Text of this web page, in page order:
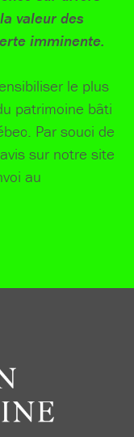
valeur des
imminente.
le plus
patrimoine bâti
Par souci de
sur notre site
au